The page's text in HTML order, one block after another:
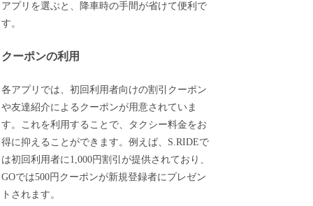
アプリを選ぶと、降車時の手間が省けて便利で
す。
クーポンの利用
各アプリでは、初回利用者向けの割引クーポン
や友達紹介によるクーポンが用意されていま
す。これを利用することで、タクシー料金をお
得に抑えることができます。例えば、S.RIDEで
は初回利用者に1,000円割引が提供されており、
GOでは500円クーポンが新規登録者にプレゼン
トされます。